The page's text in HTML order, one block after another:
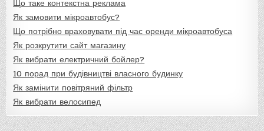
Що таке контекстна реклама
Як замовити мікроавтобус?
Що потрібно враховувати під час оренди мікроавтобуса
Як розкрутити сайт магазину
Як вибрати електричний бойлер?
10 порад при будівництві власного будинку
Як замінити повітряний фільтр
Як вибрати велосипед